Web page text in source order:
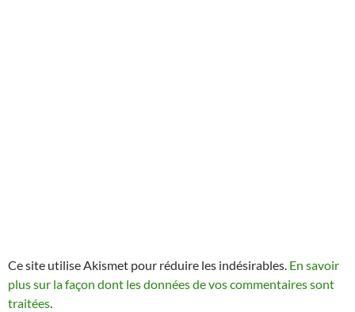
Ce site utilise Akismet pour réduire les indésirables. En savoir
plus sur la façon dont les données de vos commentaires sont
traitées.